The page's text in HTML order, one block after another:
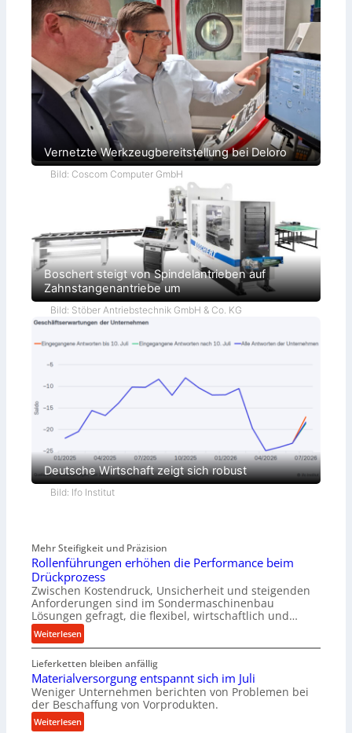
Vernetzte Werkzeugbereitstellung bei Deloro
Bild: Coscom Computer GmbH
Boschert steigt von Spindelantrieben auf
Zahnstangenantriebe um
Bild: Stöber Antriebstechnik GmbH & Co. KG
Deutsche Wirtschaft zeigt sich robust
Bild: Ifo Institut
Mehr Steifigkeit und Präzision
Rollenführungen erhöhen die Performance beim
Drückprozess
Zwischen Kostendruck, Unsicherheit und steigenden
Anforderungen sind im Sondermaschinenbau
Lösungen gefragt, die flexibel, wirtschaftlich und…
Weiterlesen:
R
o
l
l
e
n
Lieferketten bleiben anfällig
Materialversorgung entspannt sich im Juli
Weniger Unternehmen berichten von Problemen bei
der Beschaffung von Vorprodukten.
Weiterlesen: